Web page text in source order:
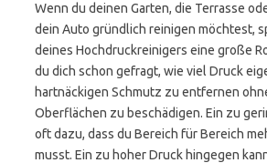
Wenn du deinen Garten, die Terrasse
dein Auto gründlich reinigen möchtest,
deines Hochdruckreinigers eine große
du dich schon gefragt, wie viel Druck
hartnäckigen Schmutz zu entfernen
Oberflächen zu beschädigen. Ein zu
oft dazu, dass du Bereich für Bereich
musst. Ein zu hoher Druck hingegen